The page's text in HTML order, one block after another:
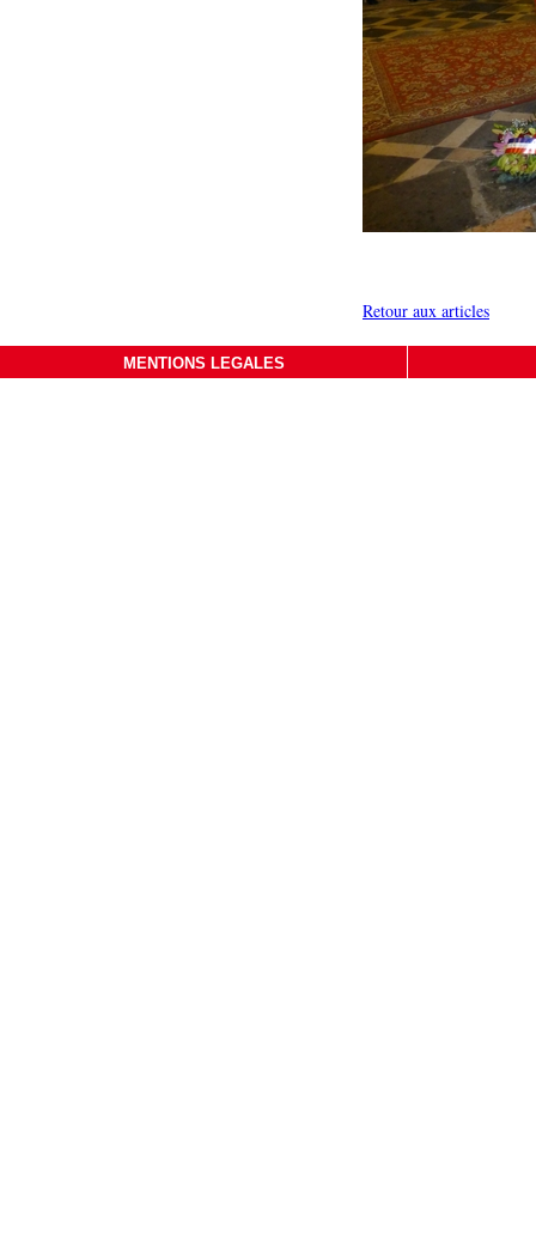
Retour aux articles
MENTIONS LEGALES